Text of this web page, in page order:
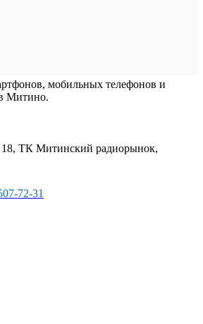
мобильных телефонов и
Митино.
ТК Митинский радиорынок,
72-31